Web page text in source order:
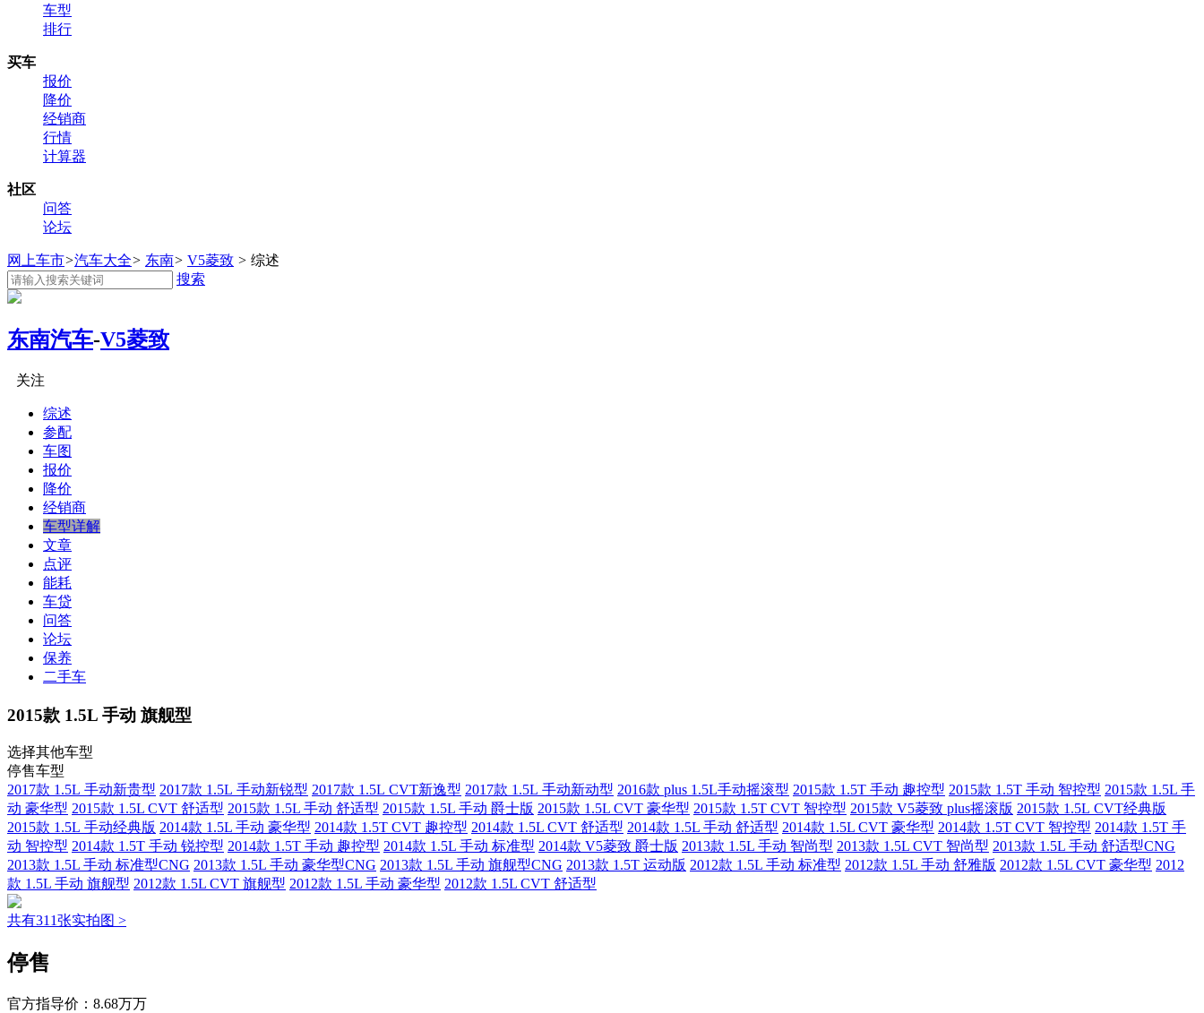
车型
排行
买车
报价
降价
经销商
行情
计算器
社区
问答
论坛
网上车市>汽车大全> 东南> V5菱致 > 综述
搜索
东南汽车-V5菱致
关注
综述
参配
车图
报价
降价
经销商
车型详解
文章
点评
能耗
车贷
问答
论坛
保养
二手车
2015款 1.5L 手动 旗舰型
选择其他车型
停售车型
2017款 1.5L 手动新贵型 2017款 1.5L 手动新锐型 2017款 1.5L CVT新逸型 2017款 1.5L 手动新动型 2016款 plus 1.5L手动摇滚型 2015款 1.5T 手动 趣控型 2015款 1.5T 手动 智控型 2015款 1.5L 手
动 豪华型 2015款 1.5L CVT 舒适型 2015款 1.5L 手动 舒适型 2015款 1.5L 手动 爵士版 2015款 1.5L CVT 豪华型 2015款 1.5T CVT 智控型 2015款 V5菱致 plus摇滚版 2015款 1.5L CVT经典版
2015款 1.5L 手动经典版 2014款 1.5L 手动 豪华型 2014款 1.5T CVT 趣控型 2014款 1.5L CVT 舒适型 2014款 1.5L 手动 舒适型 2014款 1.5L CVT 豪华型 2014款 1.5T CVT 智控型 2014款 1.5T 手
动 智控型 2014款 1.5T 手动 锐控型 2014款 1.5T 手动 趣控型 2014款 1.5L 手动 标准型 2014款 V5菱致 爵士版 2013款 1.5L 手动 智尚型 2013款 1.5L CVT 智尚型 2013款 1.5L 手动 舒适型CNG
2013款 1.5L 手动 标准型CNG 2013款 1.5L 手动 豪华型CNG 2013款 1.5L 手动 旗舰型CNG 2013款 1.5T 运动版 2012款 1.5L 手动 标准型 2012款 1.5L 手动 舒雅版 2012款 1.5L CVT 豪华型 2012
款 1.5L 手动 旗舰型 2012款 1.5L CVT 旗舰型 2012款 1.5L 手动 豪华型 2012款 1.5L CVT 舒适型
共有311张实拍图 >
停售
官方指导价： 8.68万万